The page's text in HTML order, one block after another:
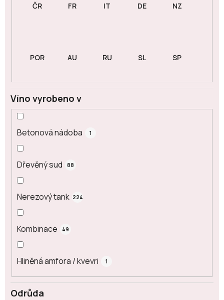
Odrůda
Víno vyrobeno v
Betonová nádoba 1
Dřevěný sud 88
Nerezový tank 224
Kombinace 49
Hliněná amfora / kvevri 1